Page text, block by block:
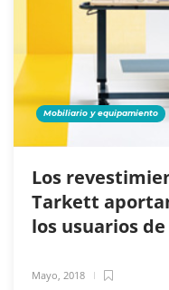
Mobiliario y equipamiento
Los
Tarkett
los usuarios
Mayo, 2018